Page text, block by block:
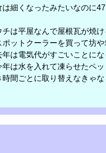
は細くなったみたいなのに
チは平屋なんで屋根瓦が焼
ポットクーラーを買って坊
年は電気代がすごいことにな
年は水を入れて凍らせたペ
時間ごとに取り替えなきゃ